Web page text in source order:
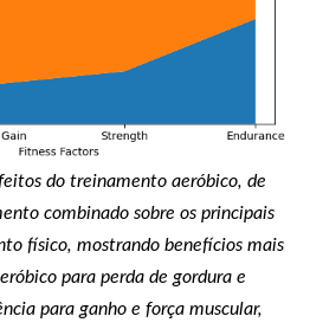
do treinamento aeróbico, de
combinado sobre os principais
físico, mostrando benefícios mais
para perda de gordura e
para ganho e força muscular,